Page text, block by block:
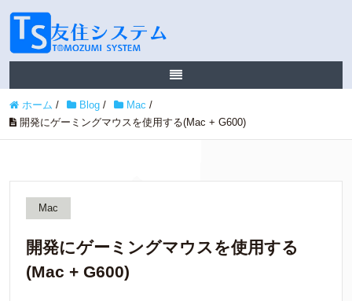
ホーム / Blog / Mac /
開発にゲーミングマウスを使用する(Mac + G600)
Mac
開発にゲーミングマウスを使用する
(Mac + G600)